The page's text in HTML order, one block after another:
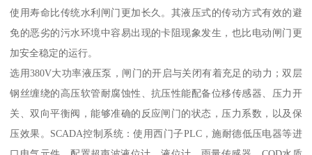
使用寿命比传统水利闸门更加长久。其液压式的传动方式有效的避
免的恶劣的污水环境中容易出现的卡阻现象发生，也比电动闸门更
加安全稳定的运行。
选用380V大功率液压泵，闸门的开启与关闭有着充足的动力；双层
钢丝缠绕的高压软管耐腐蚀性、抗压性能配备位移传感器、压力开
关、双向平衡阀，能够准确的反应闸门的状态，压力系数，以及保
压效果。SCADA控制系统：使用西门子PLC，施耐德低压电器等进